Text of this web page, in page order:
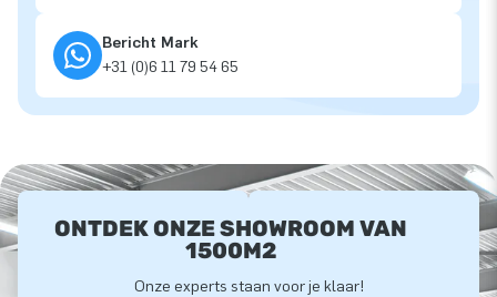
Bericht Mark
+31 (0)6 11 79 54 65
ONTDEK ONZE SHOWROOM VAN
1500M2
Onze experts staan voor je klaar!